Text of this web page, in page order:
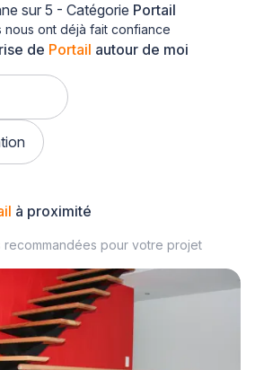
de Portail autour de moi
sur 5 - Catégorie Portail
nous ont déjà fait confiance
à proximité
recommandées pour votre projet